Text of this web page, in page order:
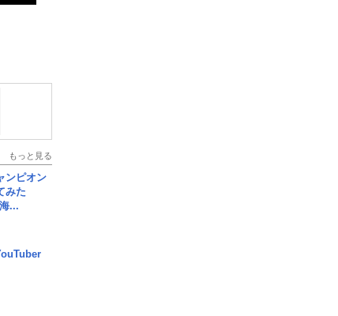
もっと見る
ンピオン
みた
...